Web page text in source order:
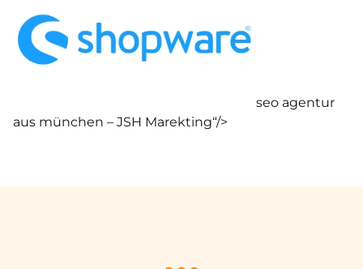
seo agentur
aus münchen – JSH Marekting“/>